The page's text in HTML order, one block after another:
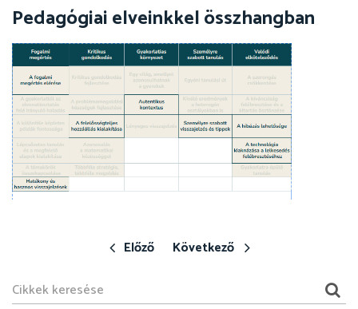
Pedagógiai elveinkkel összhangban
Előző Következő